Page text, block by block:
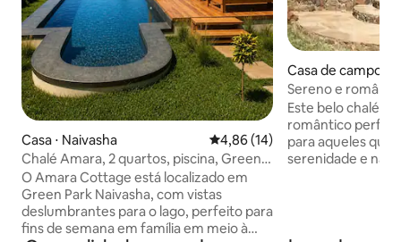
Casa ⋅ Naivasha 4,86 de uma avaliação média
4,86 (14)
Chalé Amara, 2 quartos, piscina, Green
Park Naivasha
O Amara Cottage está localizado em
Green Park Naivasha, com vistas
deslumbrantes para o lago, perfeito para
fins de semana em família em meio à
Casa de campo ⋅
Sereno e
lago Naivasha
Este belo chalé
romântico
para aqueles que
serenidade e